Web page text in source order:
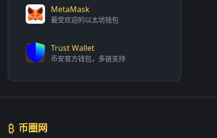
MetaMask
最受欢迎的以太坊钱包
Trust Wallet
币安官方钱包，多链支持
₿ 币圈网